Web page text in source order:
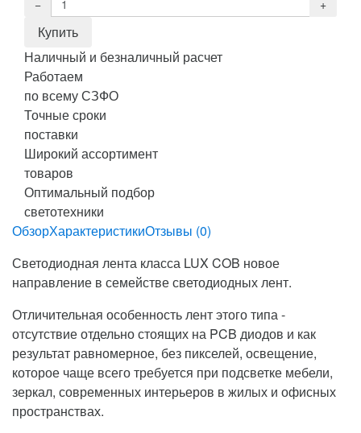
Наличный и безналичный расчет
Работаем
по всему СЗФО
Точные сроки
поставки
Широкий ассортимент
товаров
Оптимальный подбор
светотехники
ОбзорХарактеристикиОтзывы (0)
Светодиодная лента класса LUX COB новое
направление в семействе светодиодных лент.
Отличительная особенность лент этого типа -
отсутствие отдельно стоящих на PCB диодов и как
результат равномерное, без пикселей, освещение,
которое чаще всего требуется при подсветке мебели,
зеркал, современных интерьеров в жилых и офисных
пространствах.